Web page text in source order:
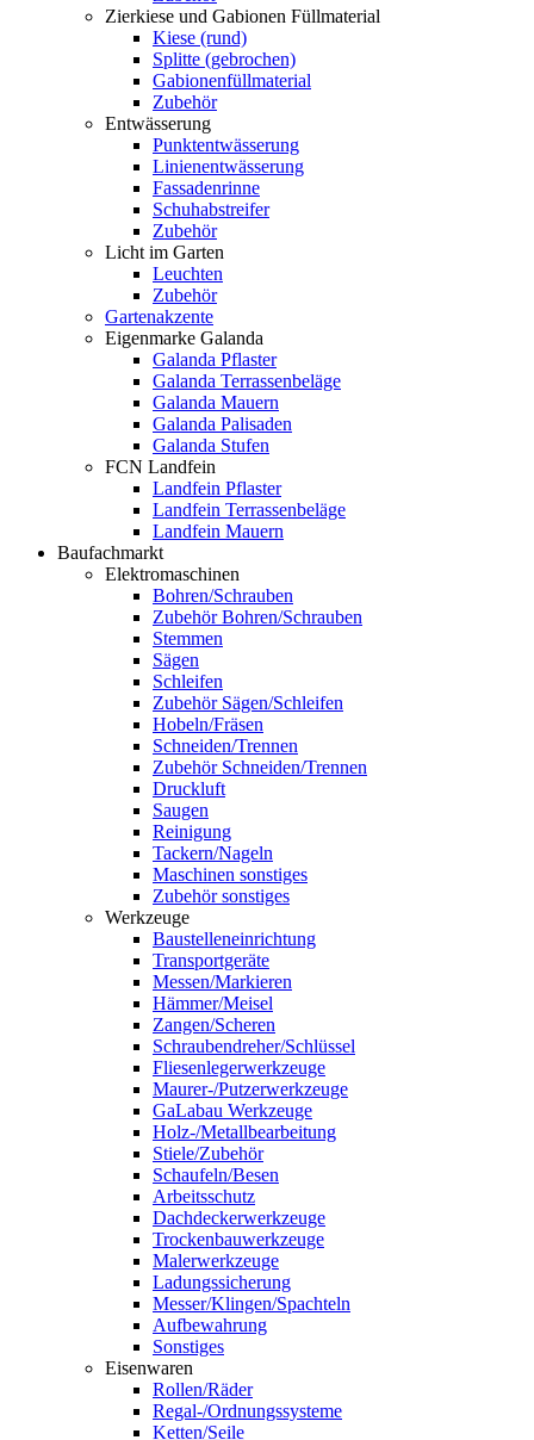
Zierkiese und Gabionen Füllmaterial
Kiese (rund)
Splitte (gebrochen)
Gabionenfüllmaterial
Zubehör
Entwässerung
Punktentwässerung
Linienentwässerung
Fassadenrinne
Schuhabstreifer
Zubehör
Licht im Garten
Leuchten
Zubehör
Gartenakzente
Eigenmarke Galanda
Galanda Pflaster
Galanda Terrassenbeläge
Galanda Mauern
Galanda Palisaden
Galanda Stufen
FCN Landfein
Landfein Pflaster
Landfein Terrassenbeläge
Landfein Mauern
Baufachmarkt
Elektromaschinen
Bohren/Schrauben
Zubehör Bohren/Schrauben
Stemmen
Sägen
Schleifen
Zubehör Sägen/Schleifen
Hobeln/Fräsen
Schneiden/Trennen
Zubehör Schneiden/Trennen
Druckluft
Saugen
Reinigung
Tackern/Nageln
Maschinen sonstiges
Zubehör sonstiges
Werkzeuge
Baustelleneinrichtung
Transportgeräte
Messen/Markieren
Hämmer/Meisel
Zangen/Scheren
Schraubendreher/Schlüssel
Fliesenlegerwerkzeuge
Maurer-/Putzerwerkzeuge
GaLabau Werkzeuge
Holz-/Metallbearbeitung
Stiele/Zubehör
Schaufeln/Besen
Arbeitsschutz
Dachdeckerwerkzeuge
Trockenbauwerkzeuge
Malerwerkzeuge
Ladungssicherung
Messer/Klingen/Spachteln
Aufbewahrung
Sonstiges
Eisenwaren
Rollen/Räder
Regal-/Ordnungssysteme
Ketten/Seile